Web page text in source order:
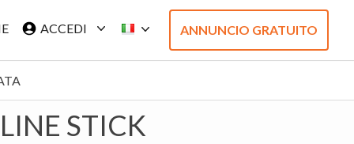
ACCEDI ANNUNCIO GRATUITO
STICK